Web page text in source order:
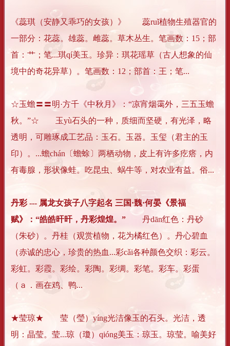
《蕊琪（安静又乖巧的女孩）》 蕊ruǐ植物生殖器官的
一部分：花蕊。雄蕊。雌蕊。草木丛生。笔画数：15；部
首：艹；笔...琪qí美玉。珍异：琪花瑶草（古人想象的仙
境中的奇花异草）。笔画数：12；部首：王；笔...
☆玉蟾〓〓明·方千《中秋月》：“凉宵烟霭外，三五玉蟾
秋。”☆ 玉yù石头的一种，质细而坚硬，有光泽，略
透明，可雕琢成工艺品：玉石。玉器。玉玺（君主的玉
印）。...蟾chán〔蟾蜍〕两栖动物，皮上有许多疙瘩，内
有毒腺，形状像蛙。吃昆虫、蜗牛等，对农业有益。俗...
丹彩 --- 属龙女孩子八字起名 三国·魏·何晏《景福
赋》：“皓皓旰旰，丹彩煌煌。” 丹dān红色：丹砂
（朱砂）。丹桂（观赏植物，花为橘红色）。丹心碧血
（赤诚的忠心，珍贵的热血...彩cǎi各种颜色交织：彩云。
彩虹。彩霞。彩绘。彩陶。彩绸。彩笔。彩车。彩蛋
（ａ．画在鸡、鸭...
★莹琼★ 莹（瑩）yíng光洁像玉的石头。光洁，透
明：晶莹。莹...琼（瓊）qióng美玉：琼玉。琼莹。喻美好